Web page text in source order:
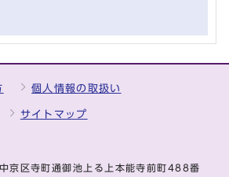
個人情報の取扱い
サイトマップ
区寺町通御池上る上本能寺前町488番